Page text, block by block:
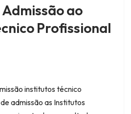
ao
Profissional
institutos técnico
admissão as Institutos